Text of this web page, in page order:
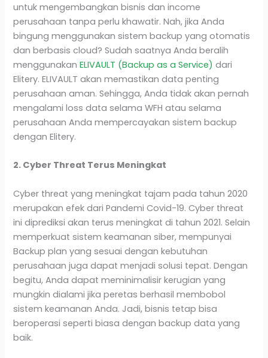
untuk mengembangkan bisnis dan income
perusahaan tanpa perlu khawatir. Nah, jika Anda
bingung menggunakan sistem backup yang otomatis
dan berbasis cloud? Sudah saatnya Anda beralih
menggunakanELIVAULT (Backup as a Service) dari
Elitery. ELIVAULT akan memastikan data penting
perusahaan aman. Sehingga, Anda tidak akan pernah
mengalami loss data selama WFH atau selama
perusahaan Anda mempercayakan sistem backup
dengan Elitery.
2. Cyber Threat Terus Meningkat
Cyber threat yang meningkat tajam pada tahun 2020
merupakan efek dari Pandemi Covid-19. Cyber threat
ini diprediksi akan terus meningkat di tahun 2021. Selain
memperkuat sistem keamanan siber, mempunyai
Backup plan yang sesuai dengan kebutuhan
perusahaan juga dapat menjadi solusi tepat. Dengan
begitu, Anda dapat meminimalisir kerugian yang
mungkin dialami jika peretas berhasil membobol
sistem keamanan Anda. Jadi, bisnis tetap bisa
beroperasi seperti biasa dengan backup data yang
baik.